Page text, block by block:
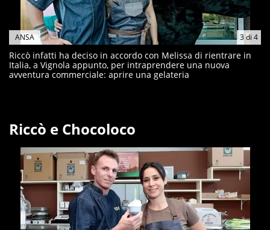
3di 4
ANSA
Riccò infatti ha deciso in accordo con Melissa di rientrare in
Italia, a Vignola appunto, per intraprendere una nuova
avventura commerciale: aprire una gelateria
Riccò e Chocoloco